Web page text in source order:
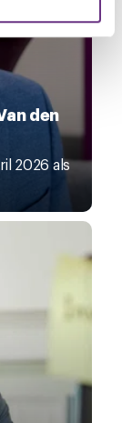
of
te klikken op
op de
den
2026 als